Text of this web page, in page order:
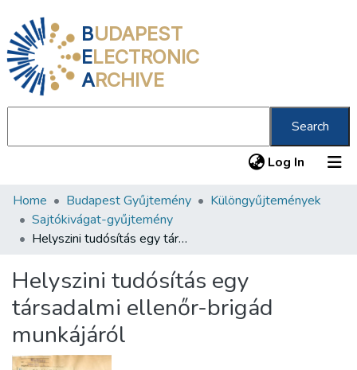
BUDAPEST
ELECTRONIC
ARCHIVE
Search
Log In (current)
Communities & Collections
All of DSpace
About us
Home Budapest Gyűjtemény
Különgyűjtemények
Sajtókivágat-gyűjtemény
Helyszini tudósítás egy társadalmi ellenőr-brigád munkájáról
Helyszini tudósítás egy
társadalmi ellenőr-brigád
munkájáról